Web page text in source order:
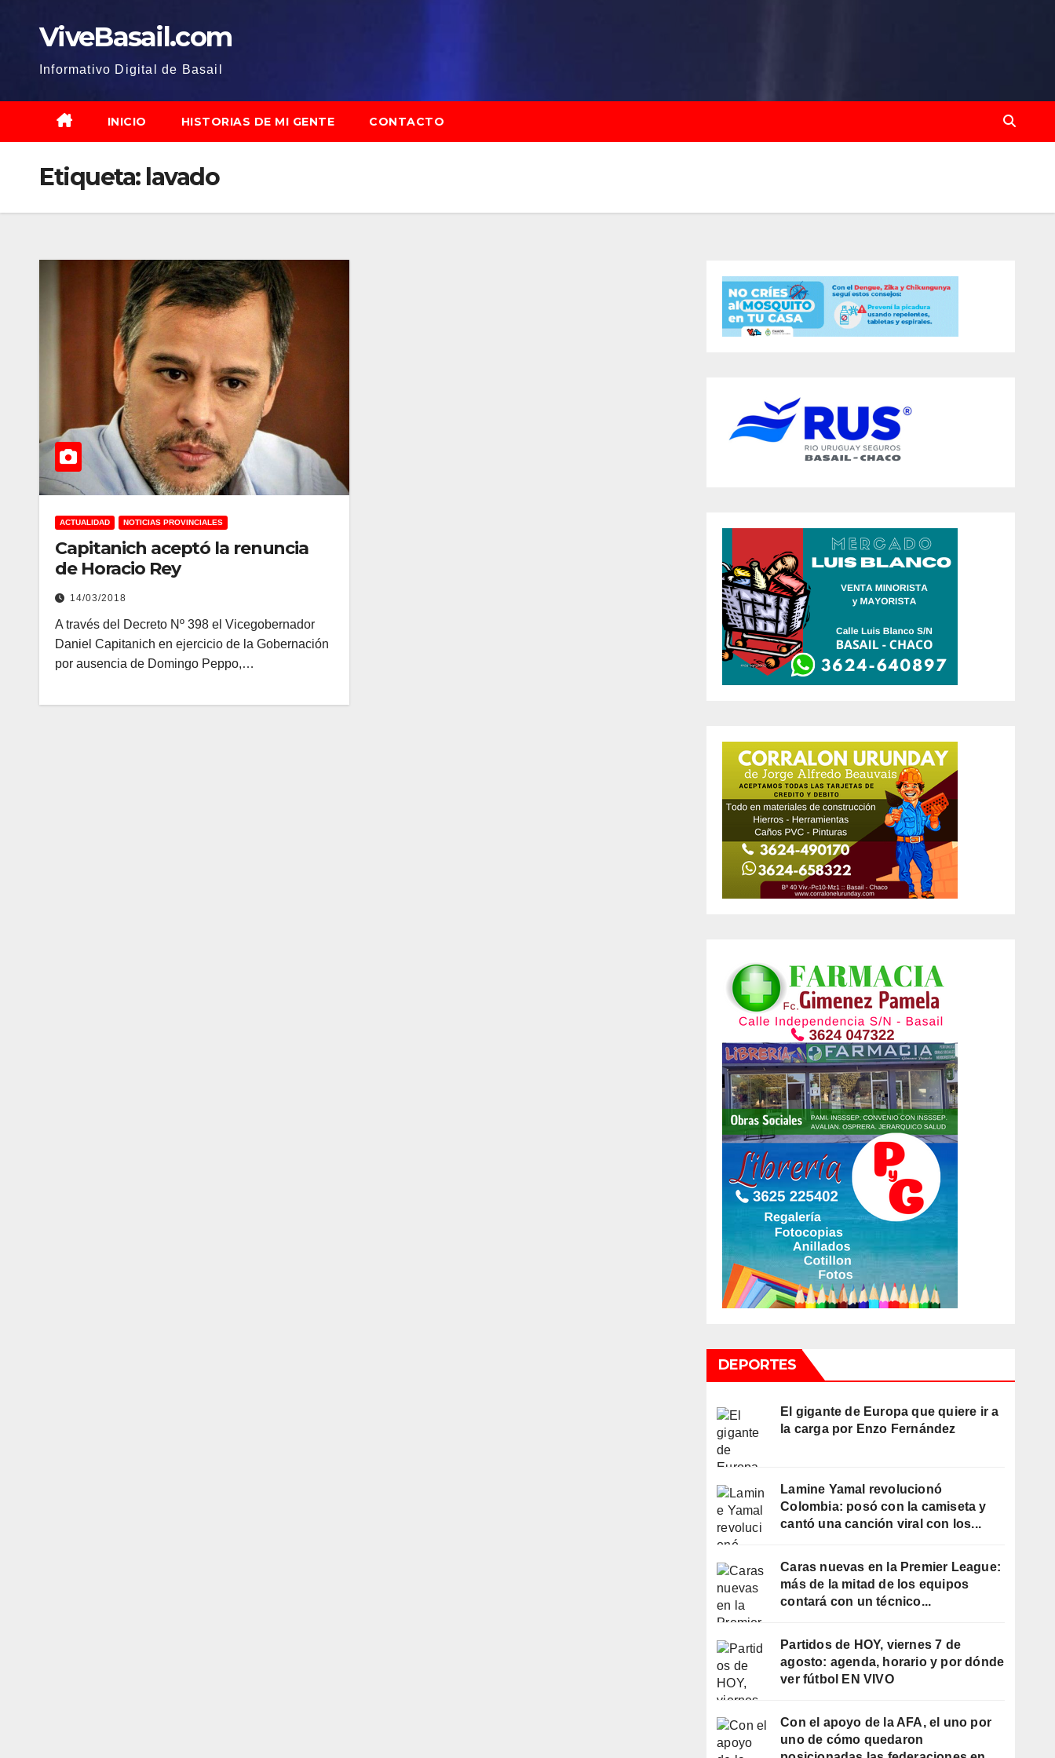
ViveBasail.com
Informativo Digital de Basail
INICIO HISTORIAS DE MI GENTE CONTACTO
Etiqueta: lavado
ACTUALIDAD NOTICIAS PROVINCIALES
Capitanich aceptó la renuncia
de Horacio Rey
14/03/2018
A través del Decreto Nº 398 el Vicegobernador
Daniel Capitanich en ejercicio de la Gobernación
por ausencia de Domingo Peppo,…
DEPORTES
El gigante de Europa que quiere ir a
la carga por Enzo Fernández
Lamine Yamal revolucionó
Colombia: posó con la camiseta y
cantó una canción viral con los...
Caras nuevas en la Premier League:
más de la mitad de los equipos
contará con un técnico...
Partidos de HOY, viernes 7 de
agosto: agenda, horario y por dónde
ver fútbol EN VIVO
Con el apoyo de la AFA, el uno por
uno de cómo quedaron